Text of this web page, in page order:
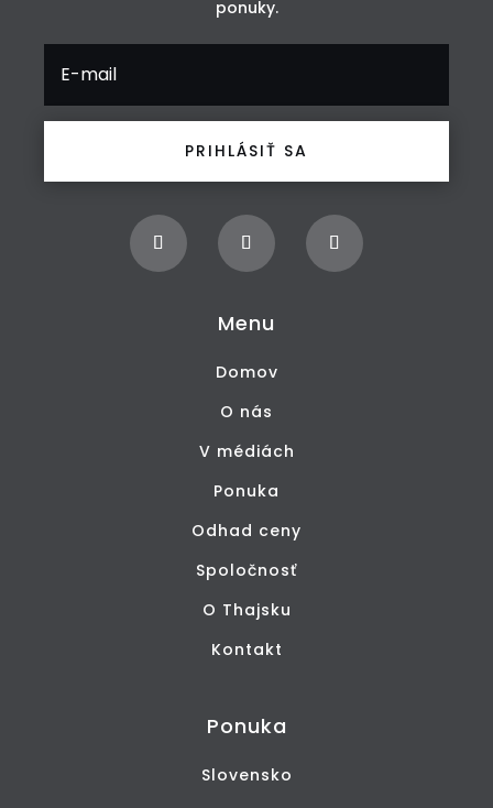
ponuky.
PRIHLÁSIŤ SA
Menu
Domov
O nás
V médiách
Ponuka
Odhad ceny
Spoločnosť
O Thajsku
Kontakt
Ponuka
Slovensko